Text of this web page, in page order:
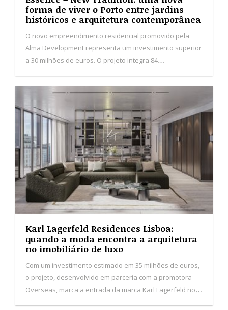
Essence – New Tradition: uma nova
forma de viver o Porto entre jardins
históricos e arquitetura contemporânea
O novo empreendimento residencial promovido pela
Alma Development representa um investimento superior
a 30 milhões de euros. O projeto integra 84
apartamentos distribuídos por quatro edifícios, inseridos
numa antiga quinta marcada por jardins e árvores
centenárias.
Karl Lagerfeld Residences Lisboa:
quando a moda encontra a arquitetura
no imobiliário de luxo
Com um investimento estimado em 35 milhões de euros,
o projeto, desenvolvido em parceria com a promotora
Overseas, marca a entrada da marca Karl Lagerfeld no